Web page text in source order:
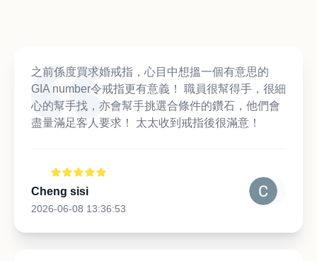
之前係度買求婚戒指，心目中想搵一個有意思的
GIA number令戒指更有意義！ 職員很幫得手，很細
心的幫手找，亦會幫手挑選合條件的鑽石，他們會
盡量滿足客人要求！ 太太收到戒指後很滿意！
Cheng sisi
2026-06-08 13:36:53